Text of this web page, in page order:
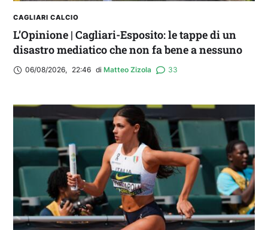
CAGLIARI CALCIO
L’Opinione | Cagliari-Esposito: le tappe di un
disastro mediatico che non fa bene a nessuno
06/08/2026, 22:46 di Matteo Zizola 33